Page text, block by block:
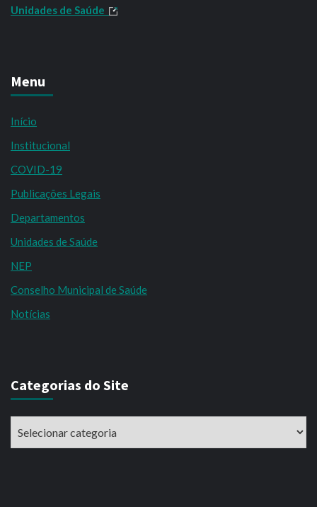
Unidades de Saúde
Menu
Início
Institucional
COVID-19
Publicações Legais
Departamentos
Unidades de Saúde
NEP
Conselho Municipal de Saúde
Notícias
Categorias do Site